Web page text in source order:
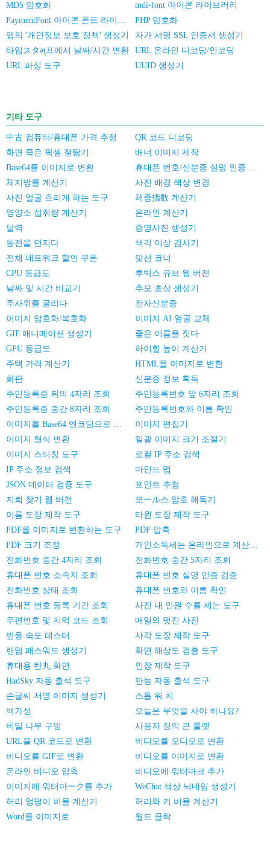
MD5 암호화
mdi-font 아이콘 라이브러리
PaymentFont 아이콘 폰트 라이브러리
PHP 암호화
앱의 '개인정보 보호 정책' 생성기
자가 서명 SSL 인증서 생성기
타임スタમ્프에서 날짜/시간 변환
URL 온라인 디코딩/인코딩
URL 파싱 도구
UUID 생성기
기타 도구
中古 컴퓨터/휴대폰 가격 추정
QR 코드 디코딩
화면 죽은 픽셀 절탐기
배너 이미지 제작
Base64를 이미지로 변환
휴대폰 번호/신분증 실명 인증 일괄 검증
체지방률 계산기
사진 배경 색상 변경
사진 얼굴 흐리게 하는 도구
체중指数 계산기
영양소 섭취량 계산기
온라인 계산기
달력
증명사진 생성기
동전을 던지다
색각 이상 검사기
전체 네트워크 할인 쿠폰
맞선 코너
CPU 등급도
루빅스 큐브 웹 버전
날짜 및 시간 비교기
추모 초상 생성기
주사위를 굴리다
전자신분증
이미지 암호화/복호화
이미지 AI 얼굴 교체
GIF 애니메이션 생성기
좋은 이름을 짓다
GPU 등급도
하이힐 높이 계산기
주택 가격 계산기
HTML을 이미지로 변환
화판
신분증 정보 획득
주민등록증 뒤의 4자리 조회
주민등록번호 앞 6자리 조회
주민등록증 중간 8자리 조회
주민등록번호와 이름 확인
이미지를 Base64 엔코딩으로 변환
이미지 편집기
이미지 형식 변환
일괄 이미지 크기 조절기
이미지 스티칭 도구
로컬 IP 주소 검색
IP 주소 정보 검색
마인드 맵
JSON 데이터 검증 도구
포인트 추첨
지뢰 찾기 웹 버전
모ール스 암호 해독기
이름 도장 제작 도구
타원 도장 제작 도구
PDF를 이미지로 변환하는 도구
PDF 압축
PDF 크기 조정
개인소득세는 온라인으로 계산한다
전화번호 중간 4자리 조회
전화번호 중간 5자리 조회
휴대폰 번호 소속지 조회
휴대폰 번호 실명 인증 검증
전화번호 상태 조회
휴대폰 번호와 이름 확인
휴대폰 번호 등록 기간 조회
사진 내 인원 수를 세는 도구
우편번호 및 지역 코드 조회
매일의 멋진 사진
반응 속도 테스터
사각 도장 제작 도구
랜덤 패스워드 생성기
화면 해상도 검출 도구
휴대용 탄丸 화면
인장 제작 도구
HadSky 자동 출석 도구
만능 자동 출석 도구
손글씨 서명 이미지 생성기
스톱 워 치
백가성
오늘은 무엇을 사야 하나요?
비밀 나무 구멍
사용자 정의 큰 룰렛
URL을 QR 코드로 변환
비디오를 오디오로 변환
비디오를 GIF로 변환
비디오를 이미지로 변환
온라인 비디오 압축
비디오에 워터마크 추가
이미지에 워터마ーク를 추가
WeChat 색상 닉네임 생성기
허리 엉덩이 비율 계산기
허리와 키 비율 계산기
Word를 이미지로
월드 클락